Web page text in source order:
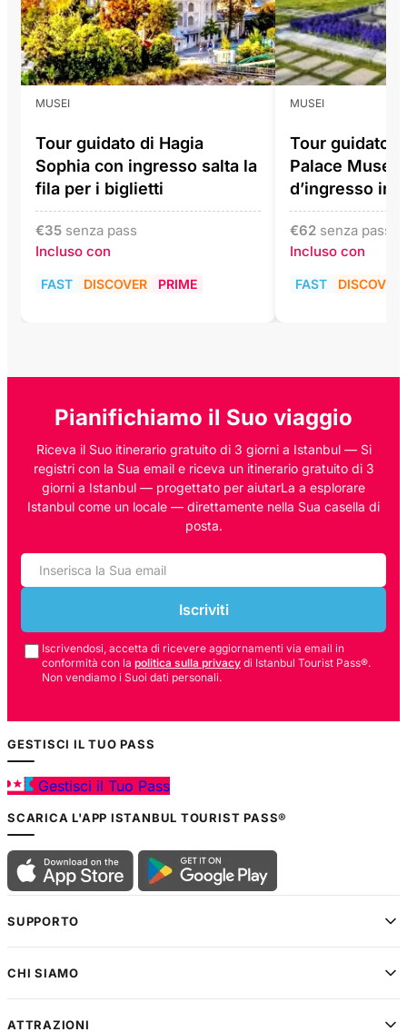
MUSEI
Tour guidato di Hagia
Sophia con ingresso salta la
fila per i biglietti
€35 senza pass
Incluso con
FAST DISCOVER PRIME
MUSEI
Tour guidato
Palace
d’ingresso
€62 senza pass
Incluso con
FAST DISCOVER
Pianifichiamo il Suo viaggio
Riceva il Suo itinerario gratuito di 3 giorni a Istanbul — Si
registri con la Sua email e riceva un itinerario gratuito di 3
giorni a Istanbul — progettato per aiutarLa a esplorare
Istanbul come un locale — direttamente nella Sua casella di
posta.
Iscriviti
Iscrivendosi, accetta di ricevere aggiornamenti via email in
conformità con la politica sulla privacy di Istanbul Tourist Pass®.
Non vendiamo i Suoi dati personali.
GESTISCI IL TUO PASS
Gestisci il Tuo Pass
SCARICA L'APP ISTANBUL TOURIST PASS®
SUPPORTO
CHI SIAMO
ATTRAZIONI